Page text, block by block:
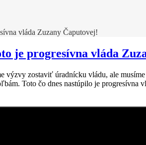
vláda Zuzany Čaputovej!
je progresívna vláda